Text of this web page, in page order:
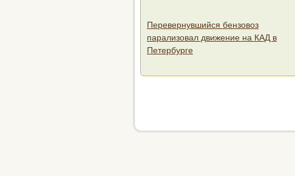
Перевернувшийся бензовоз
парализовал движение на КАД в
Петербурге